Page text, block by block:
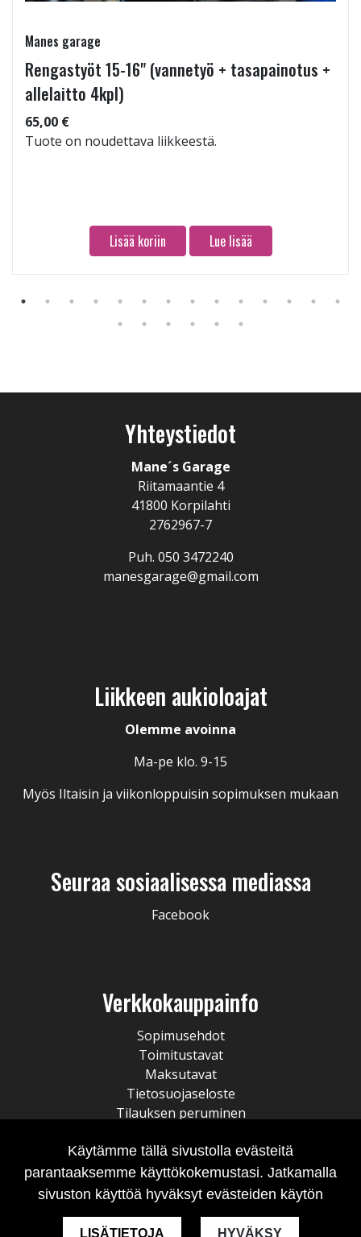
Manes garage
Rengastyöt 15-16" (vannetyö + tasapainotus +
allelaitto 4kpl)
65,00 €
Tuote on noudettava liikkeestä.
Lisää koriin Lue lisää
Yhteystiedot
Mane´s Garage
Riitamaantie 4
41800 Korpilahti
2762967-7
Puh. 050 3472240
manesgarage@gmail.com
Liikkeen aukioloajat
Olemme avoinna
Ma-pe klo. 9-15
Myös Iltaisin ja viikonloppuisin sopimuksen mukaan
Seuraa sosiaalisessa mediassa
Facebook
Verkkokauppainfo
Sopimusehdot
Toimitustavat
Maksutavat
Tietosuojaseloste
Tilauksen peruminen
Käytämme tällä sivustolla evästeitä
parantaaksemme käyttökokemustasi. Jatkamalla
sivuston käyttöä hyväksyt evästeiden käytön
LISÄTIETOJA HYVÄKSY